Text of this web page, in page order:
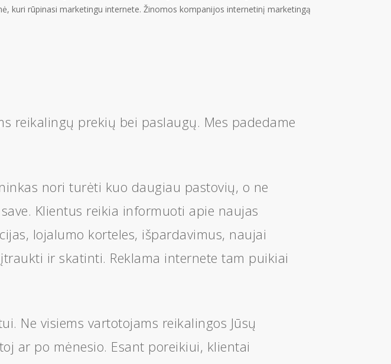
kuri rūpinasi marketingu internete. Žinomos kompanijos internetinį marketingą
reikalingų prekių bei paslaugų. Mes padedame
nori turėti kuo daugiau pastovių, o ne
Klientus reikia informuoti apie naujas
lojalumo korteles, išpardavimus, naujai
ir skatinti. Reklama internete tam puikiai
Ne visiems vartotojams reikalingos Jūsų
ar po mėnesio. Esant poreikiui, klientai